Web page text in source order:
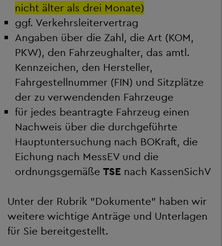
nicht älter als drei Monate)
ggf. Verkehrsleitervertrag
Angaben über die Zahl, die Art (KOM,
PKW), den Fahrzeughalter, das amtl.
Kennzeichen, den Hersteller,
Fahrgestellnummer (FIN) und Sitzplätze
der zu verwendenden Fahrzeuge
für jedes beantragte Fahrzeug einen
Nachweis über die durchgeführte
Hauptuntersuchung nach BOKraft, die
Eichung nach MessEV und die
ordnungsgemäße TSE nach KassenSichV
Unter der Rubrik "Dokumente" haben wir
weitere wichtige Anträge und Unterlagen
für Sie bereitgestellt.